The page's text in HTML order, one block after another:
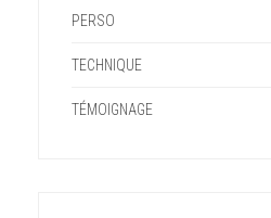
PERSO
TECHNIQUE
TÉMOIGNAGE